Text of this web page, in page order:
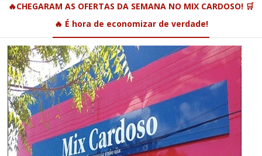
🔥CHEGARAM AS OFERTAS DA SEMANA NO MIX CARDOSO! 🛒
🔥 É hora de economizar de verdade!